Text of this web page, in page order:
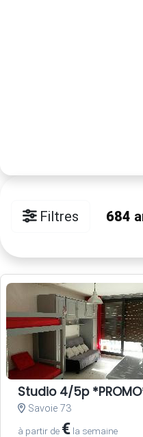
Filtres 684
Studio 4/5p
Savoie 73
à partir de € la semaine